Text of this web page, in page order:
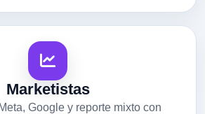
Marketistas
Google y reporte mixto con